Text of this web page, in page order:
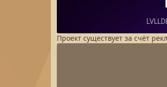
Проект существует за счёт